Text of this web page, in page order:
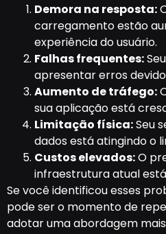
Demora na resposta:
carregamento estão
experiência do usuário.
Falhas frequentes:
apresentar erros
Aumento de tráfego:
sua aplicação está
Limitação física:Seu
dados está atingindo o
Custos elevados:O
infraestrutura atual
Se você identificou esses
pode ser o momento de
adotar uma abordagem